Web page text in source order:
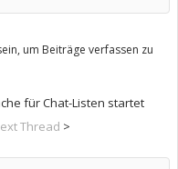
um Beiträge verfassen zu
für Chat-Listen startet
Thread >